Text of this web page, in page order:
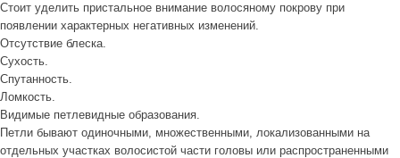
Стоит уделить пристальное внимание волосяному покрову при
появлении характерных негативных изменений.
Отсутствие блеска.
Сухость.
Спутанность.
Ломкость.
Видимые петлевидные образования.
Петли бывают одиночными, множественными, локализованными на
отдельных участках волосистой части головы или распространенными